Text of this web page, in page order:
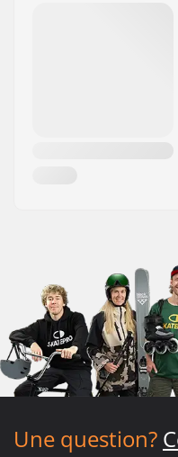
Une question?